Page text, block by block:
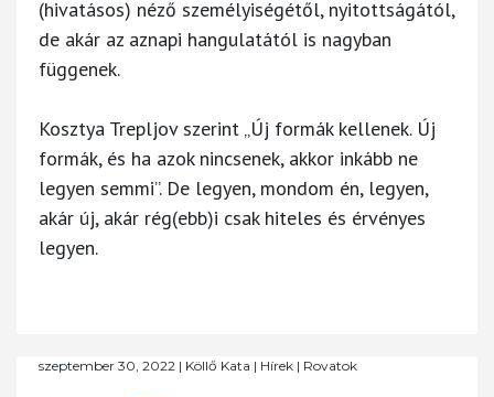
(hivatásos) néző személyiségétől, nyitottságától,
de akár az aznapi hangulatától is nagyban
függenek.
Kosztya Trepljov szerint „Új formák kellenek. Új
formák, és ha azok nincsenek, akkor inkább ne
legyen semmi”. De legyen, mondom én, legyen,
akár új, akár rég(ebb)i csak hiteles és érvényes
legyen.
szeptember 30, 2022 | Köllő Kata | Hírek | Rovatok